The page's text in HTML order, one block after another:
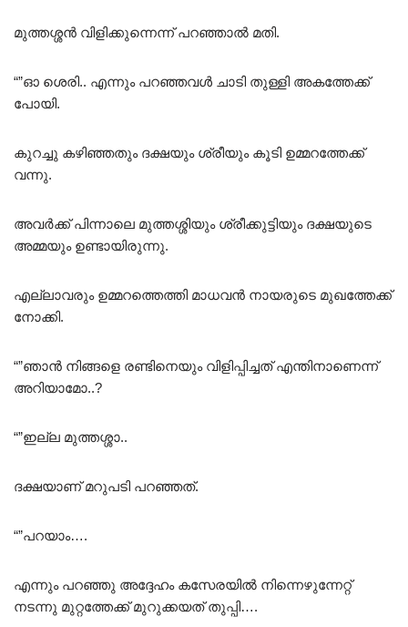
മുത്തശ്ശൻ വിളിക്കുന്നെന്ന് പറഞ്ഞാൽ മതി.
“”ഓ ശെരി.. എന്നും പറഞ്ഞവൾ ചാടി തുള്ളി അകത്തേക്ക്
പോയി.
കുറച്ചു കഴിഞ്ഞതും ദക്ഷയും ശ്രീയും കൂടി ഉമ്മറത്തേക്ക്
വന്നു.
അവർക്ക് പിന്നാലെ മുത്തശ്ശിയും ശ്രീക്കുട്ടിയും ദക്ഷയുടെ
അമ്മയും ഉണ്ടായിരുന്നു.
എല്ലാവരും ഉമ്മറത്തെത്തി മാധവൻ നായരുടെ മുഖത്തേക്ക്
നോക്കി.
“”ഞാൻ നിങ്ങളെ രണ്ടിനെയും വിളിപ്പിച്ചത് എന്തിനാണെന്ന്
അറിയാമോ..?
“”ഇല്ല മുത്തശ്ശാ..
ദക്ഷയാണ് മറുപടി പറഞ്ഞത്.
“”പറയാം….
എന്നും പറഞ്ഞു അദ്ദേഹം കസേരയിൽ നിന്നെഴുന്നേറ്റ്
നടന്നു മുറ്റത്തേക്ക് മുറുക്കയത് തുപ്പി….